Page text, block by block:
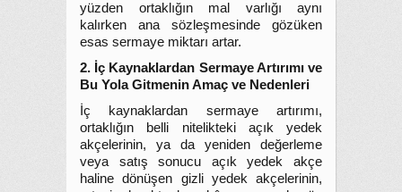
yüzden ortaklığın mal varlığı aynı
kalırken ana sözleşmesinde gözüken
esas sermaye miktarı artar.
2. İç Kaynaklardan Sermaye Artırımı ve
Bu Yola Gitmenin Amaç ve Nedenleri
İç kaynaklardan sermaye artırımı,
ortaklığın belli nitelikteki açık yedek
akçelerinin, ya da yeniden değerleme
veya satış sonucu açık yedek akçe
haline dönüşen gizli yedek akçelerinin,